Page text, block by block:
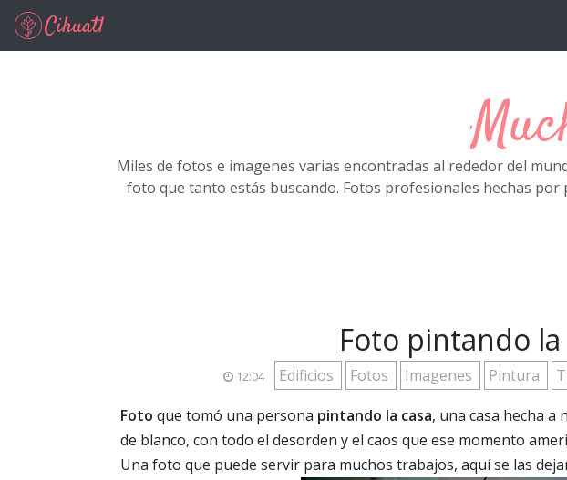
Ir al contenido principal
Miles de fotos e imagenes varias encontradas al rededor del
foto que tanto estás buscando. Fotos profesionales hechas
Foto pintando la
12:04 Edificios Fotos Imagenes Pintura
Foto que tomó una persona pintando la casa, una casa hecha a
de blanco, con todo el desorden y el caos que ese momento
Una foto que puede servir para muchos trabajos, aquí se las